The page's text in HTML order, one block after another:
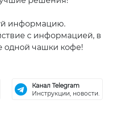
информацию.
с информацией, в
одной чашки кофе!
Канал Telegram
Инструкции, новости.